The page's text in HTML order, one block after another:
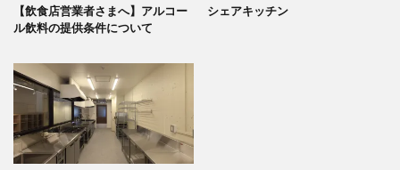
【飲食店営業者さまへ】アルコー
ル飲料の提供条件について
シェアキッチン